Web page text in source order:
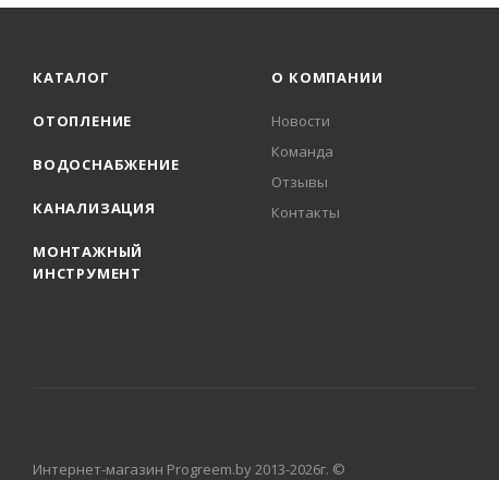
КАТАЛОГ
ОТОПЛЕНИЕ
ВОДОСНАБЖЕНИЕ
КАНАЛИЗАЦИЯ
МОНТАЖНЫЙ
ИНСТРУМЕНТ
О КОМПАНИИ
Новости
Команда
Отзывы
Контакты
Интернет-магазин Progreem.by 2013-2026г. ©